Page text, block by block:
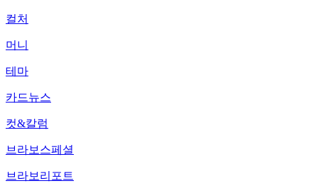
컬처
머니
테마
카드뉴스
컷&칼럼
브라보스페셜
브라보리포트